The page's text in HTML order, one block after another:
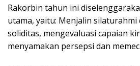
Rakorbin tahun ini
utama, yaitu: Menjalin
soliditas, mengevaluasi capaian
menyamakan persepsi dan